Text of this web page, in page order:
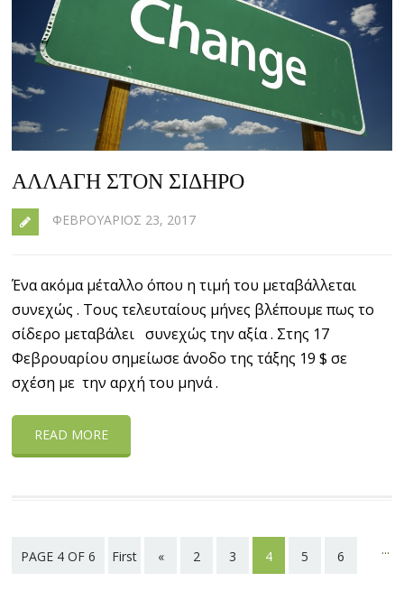
ΑΛΛΑΓΉ ΣΤΟΝ ΣΊΔΗΡΟ
ΦΕΒΡΟΥΆΡΙΟΣ 23, 2017
Ένα ακόμα μέταλλο όπου η τιμή του μεταβάλλεται
συνεχώς . Τους τελευταίους μήνες βλέπουμε πως το
σίδερο μεταβάλει συνεχώς την αξία . Στης 17
Φεβρουαρίου σημείωσε άνοδο της τάξης 19 $ σε
σχέση με την αρχή του μηνά .
READ MORE
PAGE 4 OF 6
First
...
« 2 3 4 5 6